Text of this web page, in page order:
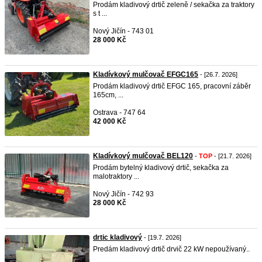
Prodám kladivový drtič zeleně / sekačka za traktory
s t ...
Nový Jičín - 743 01
28 000 Kč
Kladívkový mulčovač EFGC165 - [26.7. 2026]
Prodám kladivový drtič EFGC 165, pracovní záběr
165cm, ...
Ostrava - 747 64
42 000 Kč
Kladívkový mulčovač BEL120 - TOP - [21.7. 2026]
Prodám bytelný kladivový drtič, sekačka za
malotraktory ...
Nový Jičín - 742 93
28 000 Kč
drtic kladivový - [19.7. 2026]
Predám kladivový drtič drvič 22 kW nepoužívaný..